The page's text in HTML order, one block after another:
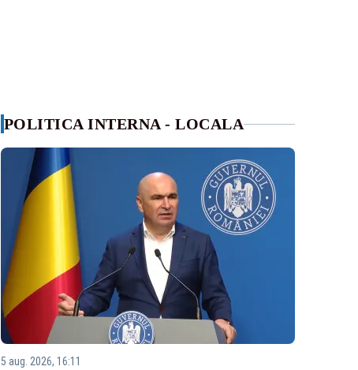
POLITICA INTERNA - LOCALA
5 aug. 2026, 16:11